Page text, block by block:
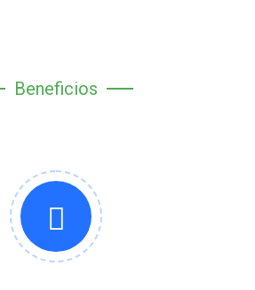
Beneficios